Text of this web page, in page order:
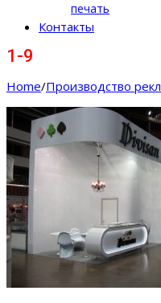
печать
Контакты
1-9
Home/Производство